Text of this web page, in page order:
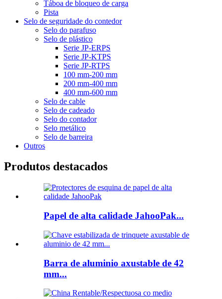
Táboa de bloqueo de carga
Pista
Selo de seguridade do contedor
Selo do parafuso
Selo de plástico
Serie JP-ERPS
Serie JP-KTPS
Serie JP-RTPS
100 mm-200 mm
200 mm-400 mm
400 mm-600 mm
Selo de cable
Selo de cadeado
Selo do contador
Selo metálico
Selo de barreira
Outros
Produtos destacados
Papel de alta calidade JahooPak...
Barra de aluminio axustable de 42
mm...